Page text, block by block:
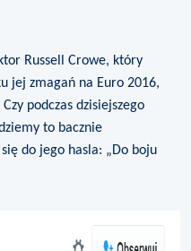
Russell Crowe, który
jej zmagań na Euro 2016,
podczas dzisiejszego
to bacznie
do jego hasla: „Do boju